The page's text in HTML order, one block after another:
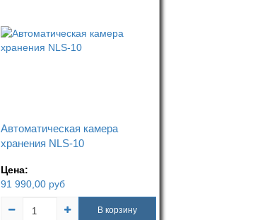
Автоматическая камера
хранения NLS-10
Цена:
91 990,00 руб
В корзину